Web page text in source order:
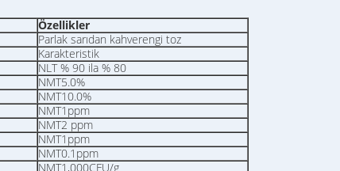
Özellikler
Parlak sarıdan kahverengi toz
Karakteristik
NLT % 90 ila % 80
NMT5.0%
NMT10.0%
NMT1ppm
NMT2 ppm
NMT1ppm
NMT0.1ppm
NMT1,000CFU/g